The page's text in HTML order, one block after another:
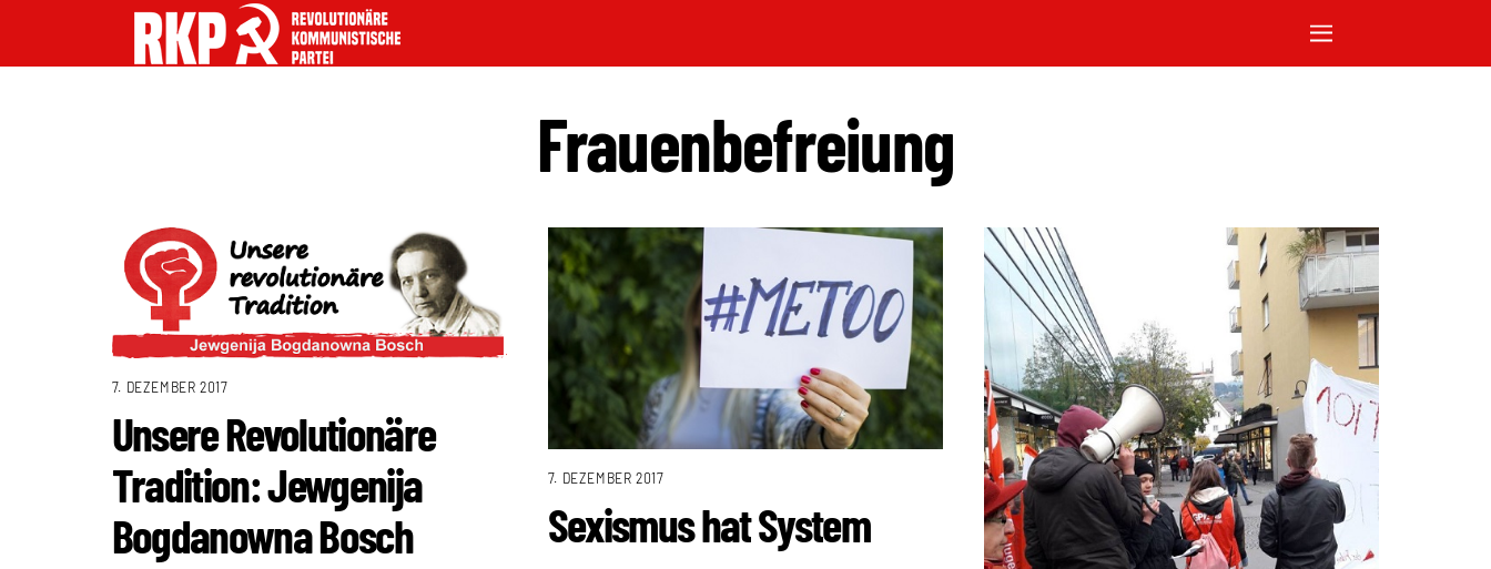
Frauenbefreiung
7. DEZEMBER 2017
Unsere Revolutionäre
Tradition: Jewgenija
Bogdanowna Bosch
7. DEZEMBER 2017
Sexismus hat System